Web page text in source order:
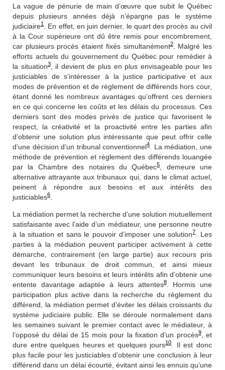
La vague de pénurie de main d’œuvre que subit le Québec
depuis plusieurs années déjà n’épargne pas le système
judiciaire1
. En effet, en juin dernier, le quart des procès au civil
à la Cour supérieure ont dû être remis pour encombrement,
car plusieurs procès étaient fixés simultanément2. Malgré les
efforts actuels du gouvernement du Québec pour remédier à
la situation3, il devient de plus en plus envisageable pour les
justiciables de s’intéresser à la justice participative et aux
modes de prévention et de règlement de différends hors cour,
étant donné les nombreux avantages qu’offrent ces derniers
en ce qui concerne les coûts et les délais du processus. Ces
derniers sont des modes privés de justice qui favorisent le
respect, la créativité et la proactivité entre les parties afin
d’obtenir une solution plus intéressante que peut offrir celle
d’une décision d’un tribunal conventionnel4. La médiation, une
méthode de prévention et règlement des différends louangée
par la Chambre des notaires du Québec5, demeure une
alternative attrayante aux tribunaux qui, dans le climat actuel,
peinent à répondre aux besoins et aux intérêts des
justiciables6
La médiation permet la recherche d’une solution mutuellement
satisfaisante avec l’aide d’un médiateur, une personne neutre
à la situation et sans le pouvoir d’imposer une solution7. Les
parties à la médiation peuvent participer activement à cette
démarche, contrairement (en large partie) aux recours pris
devant les tribunaux de droit commun, et ainsi mieux
communiquer leurs besoins et leurs intérêts afin d’obtenir une
entente davantage adaptée à leurs attentes8. Hormis une
participation plus active dans la recherche du règlement du
différend, la médiation permet d’éviter les délais croissants du
système judiciaire public.
Elle se déroule normalement dans
les semaines suivant le premier contact avec le médiateur, à
l’opposé du délai de 15 mois pour la fixation d’un procès9, et
dure entre quelques heures et quelques jours10. Il est donc
plus facile pour les justiciables d’obtenir une conclusion à leur
différend dans un délai écourté, évitant ainsi les ennuis qu’une